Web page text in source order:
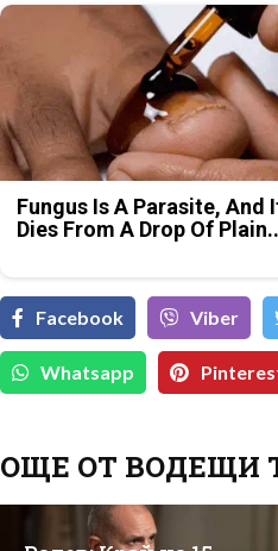
Fungus Is A Parasite, And
Dies From A Drop Of
Facebook Viber
Whatsapp
ОЩЕ ОТ ВОДЕЩИ